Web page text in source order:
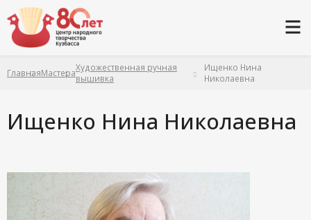
ГлавнаяМастераХудожественная ручная
вышивка
Ищенко Нина
Николаевна
Ищенко Нина Николаевна